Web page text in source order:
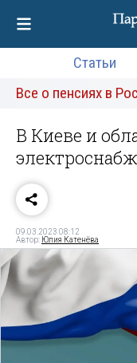
Статьи
Все о пенсиях в
В Киеве и
09.03.2023 08:12
Автор: Юлия Катенёва